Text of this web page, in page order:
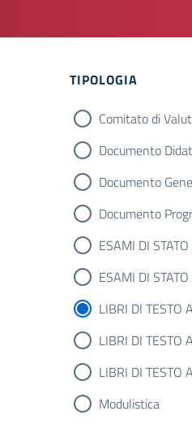
Filtri
TIPOLOGIA
Comitato di
Documento
Documento
Documento
ESAMI DI
ESAMI DI
LIBRI DI
LIBRI DI
LIBRI DI
Modulistica